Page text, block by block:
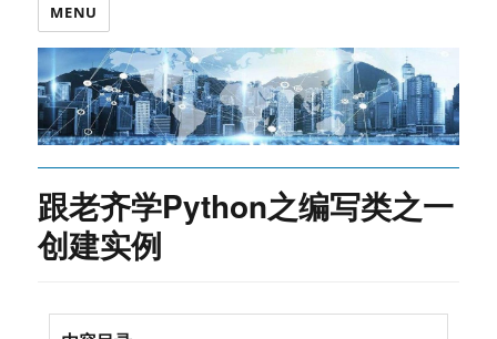
MENU
跟老齐学Python之编写类之一
创建实例